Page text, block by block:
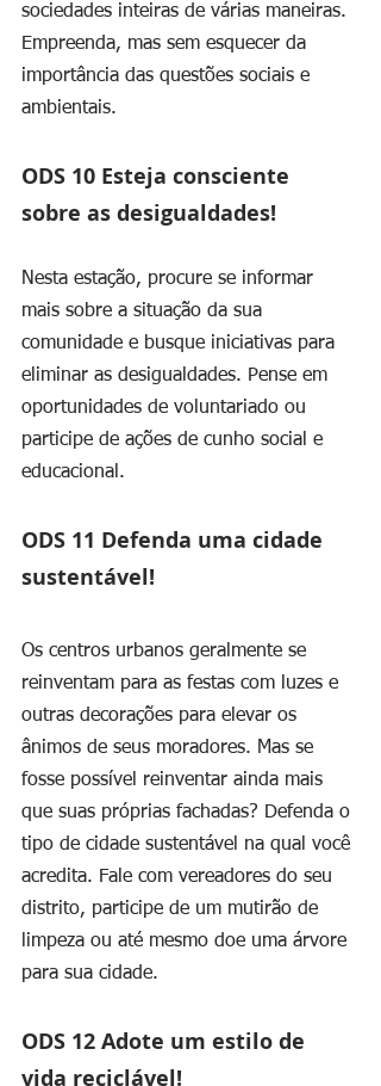
sociedades inteiras de várias maneiras.
Empreenda, mas sem esquecer da
importância das questões sociais e
ambientais.
ODS 10 Esteja consciente
sobre as desigualdades!
Nesta estação, procure se informar
mais sobre a situação da sua
comunidade e busque iniciativas para
eliminar as desigualdades. Pense em
oportunidades de voluntariado ou
participe de ações de cunho social e
educacional.
ODS 11 Defenda uma cidade
sustentável!
Os centros urbanos geralmente se
reinventam para as festas com luzes e
outras decorações para elevar os
ânimos de seus moradores. Mas se
fosse possível reinventar ainda mais
que suas próprias fachadas? Defenda o
tipo de cidade sustentável na qual você
acredita. Fale com vereadores do seu
distrito, participe de um mutirão de
limpeza ou até mesmo doe uma árvore
para sua cidade.
ODS 12 Adote um estilo de
vida reciclável!